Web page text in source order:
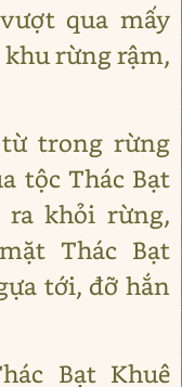
qua mấy
khu rừng rậm,
trong rừng
tộc Thác Bạt
khỏi rừng,
Thác Bạt
tới, đỡ hắn
Bạt Khuê